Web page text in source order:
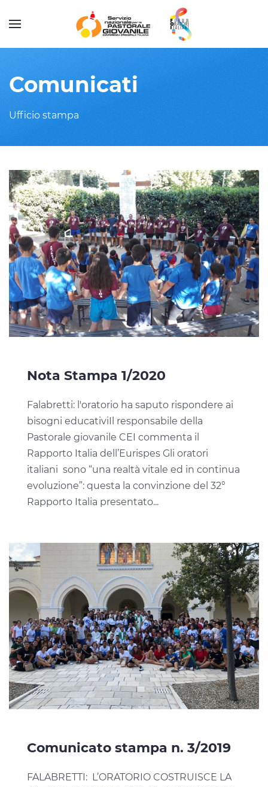
Comunicati
Ufficio stampa
Nota Stampa 1/2020
Falabretti: l'oratorio ha saputo rispondere ai
bisogni educativiIl responsabile della
Pastorale giovanile CEI commenta il
Rapporto Italia dell’Eurispes Gli oratori
italiani sono “una realtà vitale ed in continua
evoluzione”: questa la convinzione del 32°
Rapporto Italia presentato...
Comunicato stampa n. 3/2019
FALABRETTI: L’ORATORIO COSTRUISCE LA